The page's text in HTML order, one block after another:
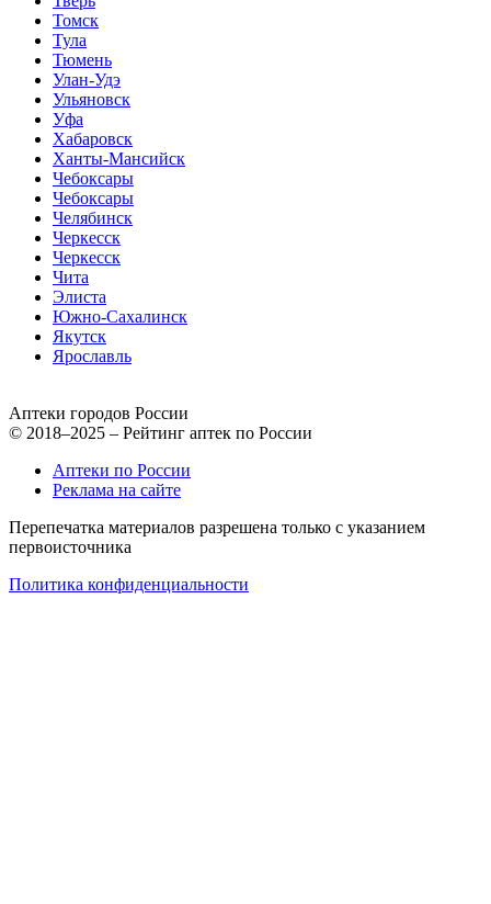
Томск
Тула
Тюмень
Улан-Удэ
Ульяновск
Уфа
Хабаровск
Ханты-Мансийск
Чебоксары
Чебоксары
Челябинск
Черкесск
Черкесск
Чита
Элиста
Южно-Сахалинск
Якутск
Ярославль
Аптеки городов России
© 2018–2025 – Рейтинг аптек по России
Аптеки по России
Реклама на сайте
Перепечатка материалов разрешена только с указанием
первоисточника
Политика конфиденциальности